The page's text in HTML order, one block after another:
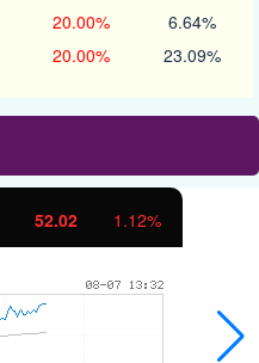
20.00% 6.64%
20.00% 23.09%
52.02 1.12%